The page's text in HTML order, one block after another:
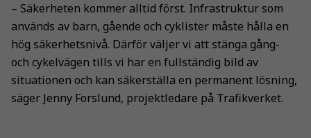
– Säkerheten kommer alltid först. Infrastruktur som
används av barn, gående och cyklister måste hålla en
hög säkerhetsnivå. Därför väljer vi att stänga gång-
och cykelvägen tills vi har en fullständig bild av
situationen och kan säkerställa en permanent lösning,
säger Jenny Forslund, projektledare på Trafikverket.